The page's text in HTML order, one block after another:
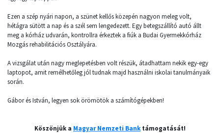
Ezen a szép nyári napon, a szünet kellős közepén nagyon meleg volt,
hétágra sütött a nap és a szél sem lengedezett. Egy betegszállító autó állt
meg a kórház udvarán, kontrollra érkeztek a fiúk a Budai Gyermekkórház
Mozgás rehabilitációs Osztályára.
A vizsgálat után nagy meglepetésben volt részük, átadhattam nekik egy-egy
laptopot, amit remélhetőleg jól tudnak majd használni iskolai tanulmányaik
során.
Gábor és István, legyen sok örömötök a számítógépekben!
Köszönjük a Magyar Nemzeti Bank támogatását!